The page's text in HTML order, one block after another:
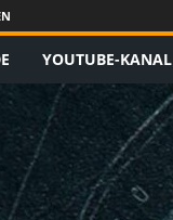
YOUTUBE-KANAL